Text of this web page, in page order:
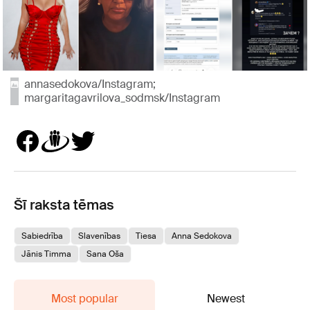
annasedokova/Instagram;
margaritagavrilova_sodmsk/Instagram
Šī raksta tēmas
Sabiedrība Slavenības Tiesa
Anna Sedokova
Jānis Timma
Sana Oša
Most popular Newest